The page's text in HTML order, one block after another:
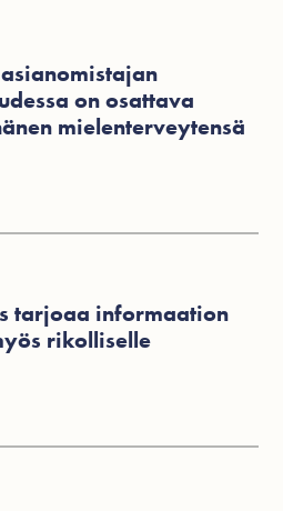
tarjoaa informaation
rikolliselle
on osattava
mielenterveytensä